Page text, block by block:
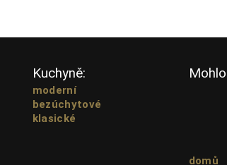
Kuchyně:
moderní
bezúchytové
klasické
domů